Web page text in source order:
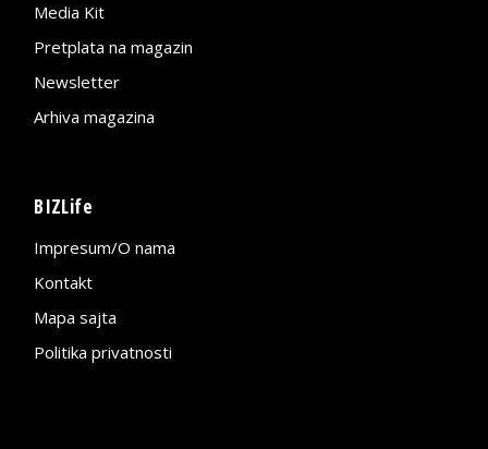
Media Kit
Pretplata na magazin
Newsletter
Arhiva magazina
BIZLife
Impresum/O nama
Kontakt
Mapa sajta
Politika privatnosti